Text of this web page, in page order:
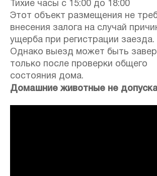
Тихие часы с 15:00 до 18:00
Этот объект размещения не
внесения залога на случай
ущерба при регистрации заезда.
Однако выезд может быть
только после проверки общего
состояния дома.
Домашние животные не